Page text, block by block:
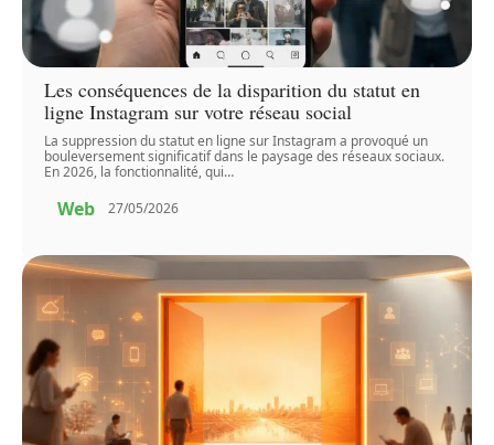
Les conséquences de la disparition du statut en
ligne Instagram sur votre réseau social
La suppression du statut en ligne sur Instagram a provoqué un
bouleversement significatif dans le paysage des réseaux sociaux.
En 2026, la fonctionnalité, qui…
Web 27/05/2026